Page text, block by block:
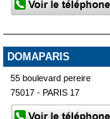
DOMAPARIS
55 boulevard pereire
75017 - PARIS 17